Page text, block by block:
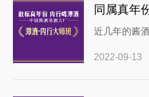
紫气东来的
真年份酒，
近几年的酱
酒。潭酒是
花，不仅产
2022-09-13